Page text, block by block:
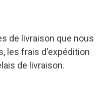
de livraison que nous
les frais d'expédition
de livraison.